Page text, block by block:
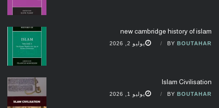
new cambridge history of islam
BY BOUTAHAR يوليو 2, 2026
Islam Civilisation
BY BOUTAHAR يوليو 1, 2026